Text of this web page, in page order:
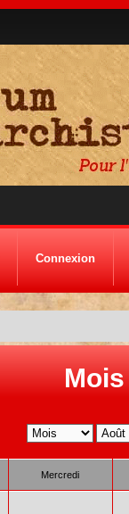
Connexion
Mercredi